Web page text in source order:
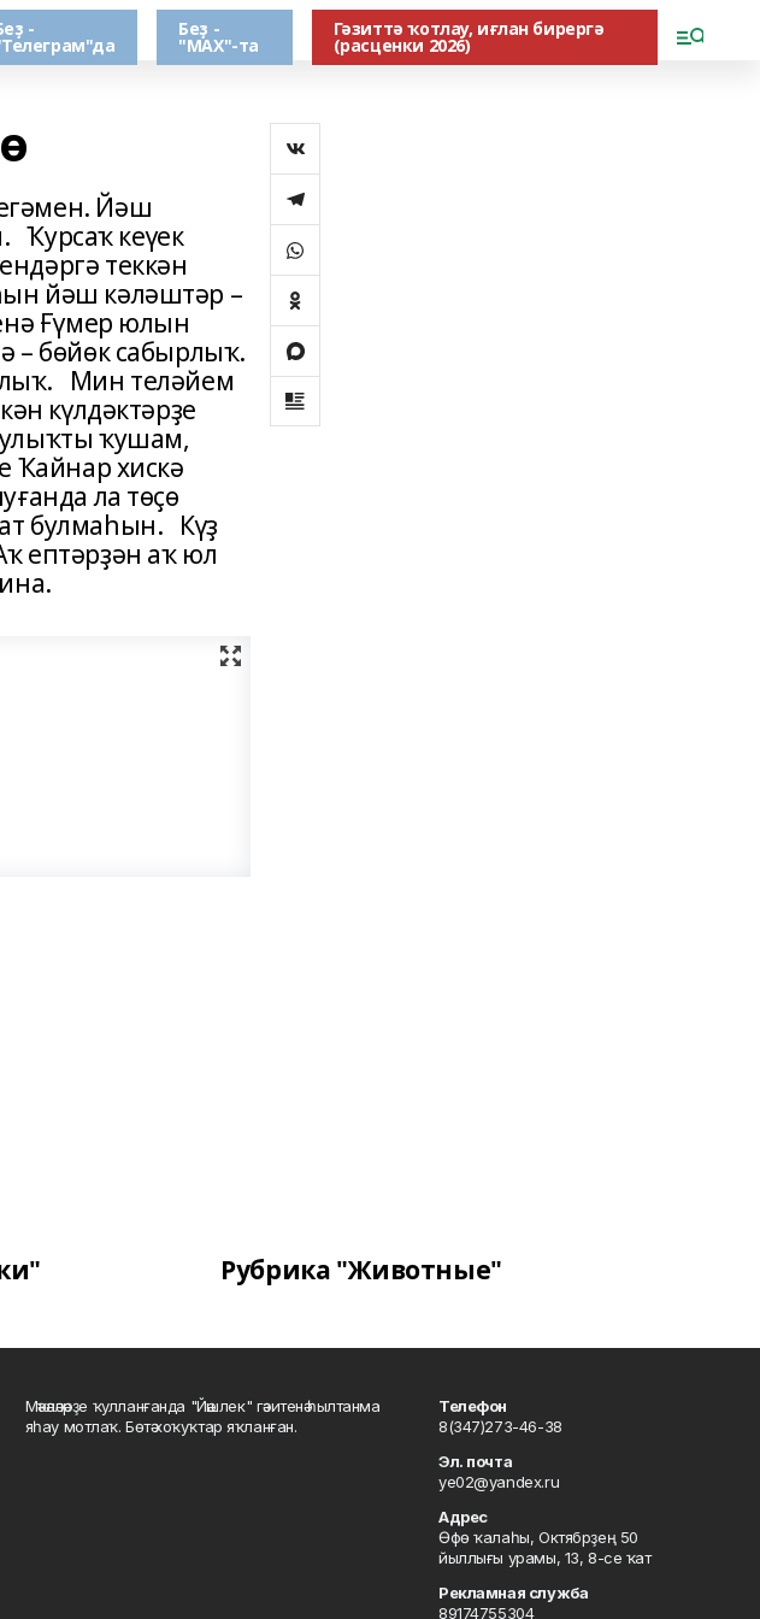
- Беҙ -
"МАХ"-та
Гәзиттә ҡотлау, иғлан бирергә
(расценки 2026)
Йәш
Ҡурсаҡ кеүек
теккән
йәш кәләштәр –
Ғүмер юлын
– бөйөк сабырлыҡ.
Мин теләйем
күлдәктәрҙе
ҡушам,
Ҡайнар хискә
ла төҫө
булмаһын. Күҙ
ептәрҙән аҡ юл
Рубрика "Животные"
Мәҡәләләрҙе ҡулланғанда "Йәшлек" гәзитенә һылтанма
яһау мотлаҡ. Бөтә хоҡуҡтар яҡланған.
Телефон
8(347)273-46-38
Эл. почта
ye02@yandex.ru
Адрес
Өфө ҡалаһы, Октябрҙең 50
йыллығы урамы, 13, 8-се ҡат
Рекламная служба
89174755304